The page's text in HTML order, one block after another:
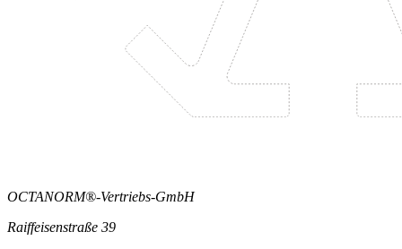
OCTANORM®-Vertriebs-GmbH
Raiffeisenstraße 39